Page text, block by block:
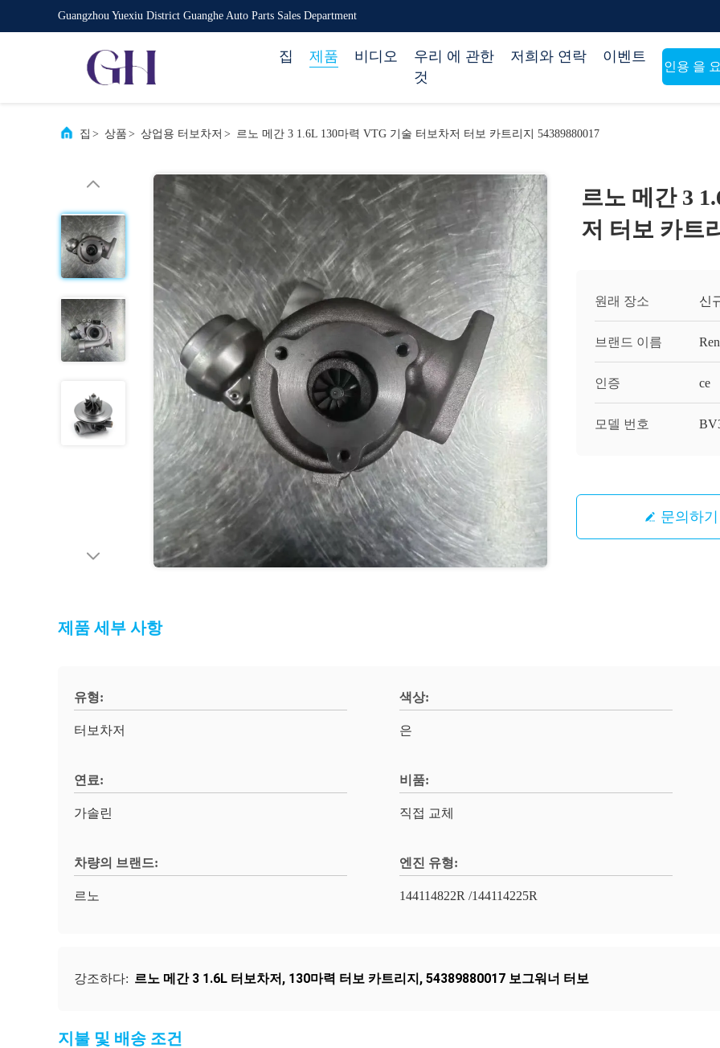
Guangzhou Yuexiu District Guanghe Auto Parts Sales Department
집 제품 비디오
우리 에 관한
것
저희와 연락 이벤트
인용 을
집 > 상품 > 상업용 터보차저 > 르노 메간 3 1.6L 130마력 VTG 기술 터보차저 터보 카트리지 54389880017
르노 메간 3
저 터보 카트
원래 장소 신
브랜드 이름
인증 ce
모델 번호
문의하기
제품 세부 사항
유형:
터보차저
색상:
은
연료:
가솔린
비품:
직접 교체
차량의 브랜드:
르노
엔진 유형:
144114822R /144114225R
강조하다: 르노 메간 3 1.6L 터보차저, 130마력 터보 카트리지, 54389880017 보그워너 터보
지불 및 배송 조건